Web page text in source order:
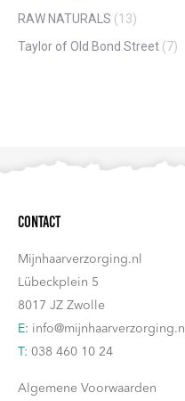
RAW NATURALS (13)
Taylor of Old Bond Street (7)
Contact
Mijnhaarverzorging.nl
Lübeckplein 5
8017 JZ Zwolle
E: info@mijnhaarverzorging.nl
T: 038 460 10 24
Algemene Voorwaarden